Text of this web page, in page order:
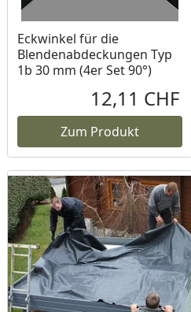
Eckwinkel für die
Blendenabdeckungen Typ
1b 30 mm (4er Set 90°)
12,11 CHF
Zum Produkt